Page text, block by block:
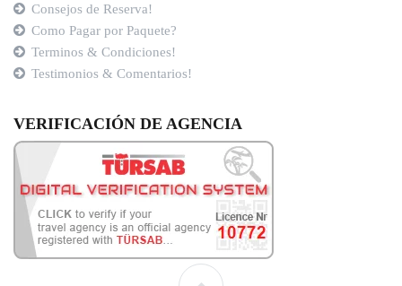
Consejos de Reserva!
Como Pagar por Paquete?
Terminos & Condiciones!
Testimonios & Comentarios!
VERIFICACIÓN DE AGENCIA